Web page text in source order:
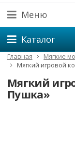
Меню
Каталог
Главная Мягкие
Мягкий игровой
Мягкий
Пушка»